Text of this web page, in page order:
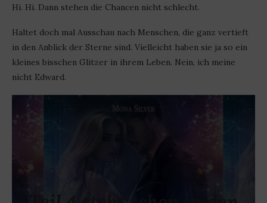
Hi. Hi. Dann stehen die Chancen nicht schlecht.
Haltet doch mal Ausschau nach Menschen, die ganz vertieft
in den Anblick der Sterne sind. Vielleicht haben sie ja so ein
kleines bisschen Glitzer in ihrem Leben. Nein, ich meine
nicht Edward.